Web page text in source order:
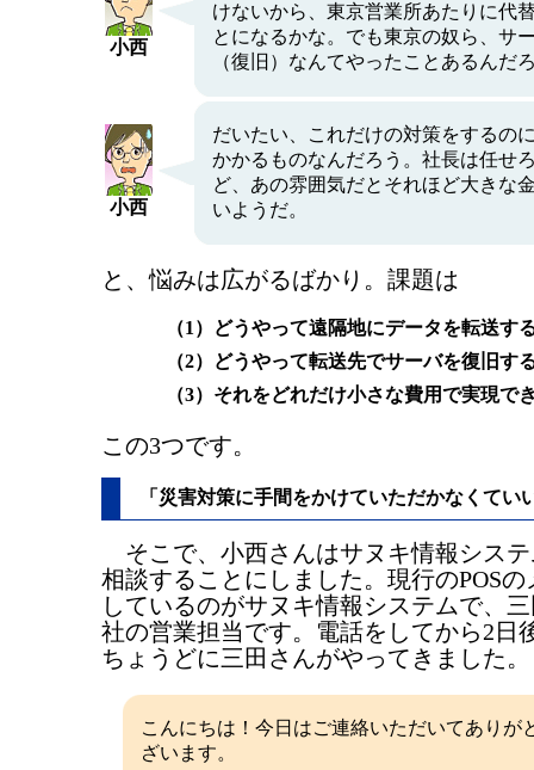
小西
けないから、東京営業所あたりに代
とになるかな。でも東京の奴ら、サ
（復旧）なんてやったことあるんだ
小西
だいたい、これだけの対策をするの
かかるものなんだろう。社長は任せ
ど、あの雰囲気だとそれほど大きな
いようだ。
と、悩みは広がるばかり。課題は
（1）どうやって遠隔地にデータを転送す
（2）どうやって転送先でサーバを復旧す
（3）それをどれだけ小さな費用で実現で
この3つです。
「災害対策に手間をかけていただかなくてい
そこで、小西さんはサヌキ情報シス
相談することにしました。現行のPOS
しているのがサヌキ情報システムで、
社の営業担当です。電話をしてから2日
ちょうどに三田さんがやってきました。
こんにちは！今日はご連絡いただいてありが
ざいます。